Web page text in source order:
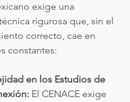
exige una
rigurosa que, sin el
correcto, cae en
constantes:
en los Estudios de
El CENACE exige